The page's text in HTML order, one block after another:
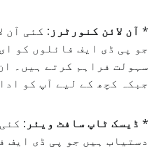
* آن لائن کنورٹرز: کئی آن
جو پی ڈی ایف فائلوں کو
سہولت فراہم کرتے ہیں۔
جبکہ کچھ کے لیے آپ کو
* ڈیسک ٹاپ سافٹ ویئر:
دستیاب ہیں جو پی ڈی ایف